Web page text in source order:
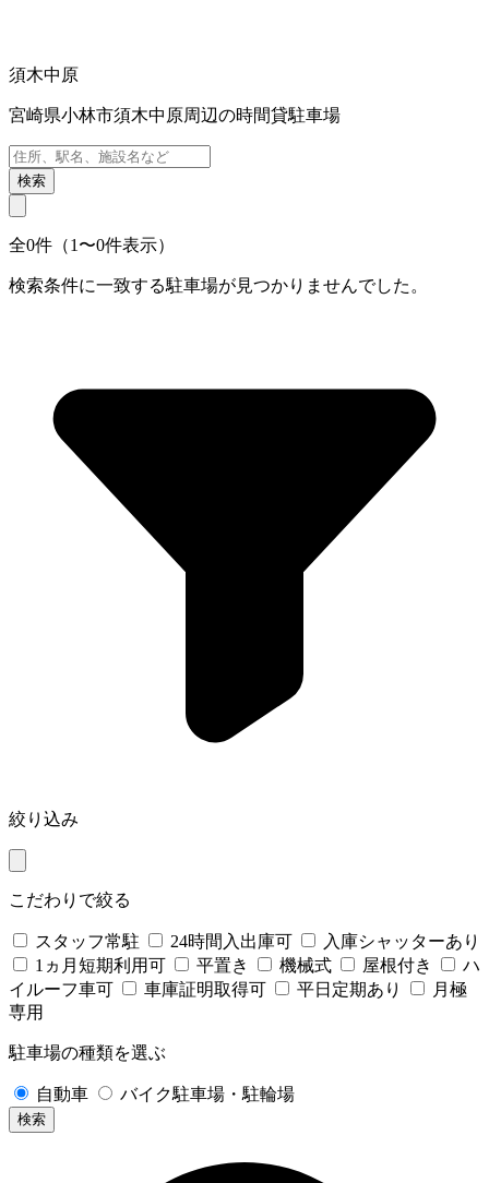
須木中原
宮崎県小林市須木中原周辺の時間貸駐車場
検索
全0件（1〜0件表示）
検索条件に一致する駐車場が見つかりませんでした。
絞り込み
こだわりで絞る
スタッフ常駐 24時間入出庫可
入庫シャッターあり
1ヵ月短期利用可
平置き 機械式 屋根付き
ハ
イルーフ車可
車庫証明取得可 平日定期あり
月極
専用
駐車場の種類を選ぶ
自動車 バイク駐車場・駐輪場
検索